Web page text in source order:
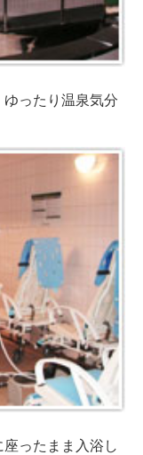
ったり温泉気分
ったまま入浴し